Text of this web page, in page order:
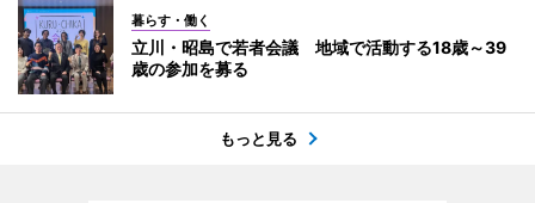
暮らす・働く
立川・昭島で若者会議 地域で活動する18歳～39
歳の参加を募る
もっと見る